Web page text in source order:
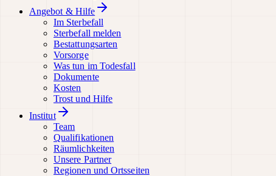
Angebot & Hilfe
Im Sterbefall
Sterbefall melden
Bestattungsarten
Vorsorge
Was tun im Todesfall
Dokumente
Kosten
Trost und Hilfe
Institut
Team
Qualifikationen
Räumlichkeiten
Unsere Partner
Regionen und Ortsseiten